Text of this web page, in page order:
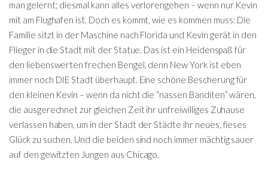
man gelernt; diesmal kann alles verlorengehen – wenn nur Kevin
mit am Flughafen ist. Doch es kommt, wie es kommen muss: Die
Familie sitzt in der Maschine nach Florida und Kevin gerät in den
Flieger in die Stadt mit der Statue. Das ist ein Heidenspaß für
den liebenswerten frechen Bengel, denn New York ist eben
immer noch DIE Stadt überhaupt. Eine schöne Bescherung für
den kleinen Kevin – wenn da nicht die “nassen Banditen” wären,
die ausgerechnet zur gleichen Zeit ihr unfreiwilliges Zuhause
verlassen haben, um in der Stadt der Städte ihr neues, fieses
Glück zu suchen. Und die beiden sind noch immer mächtig sauer
auf den gewitzten Jungen aus Chicago.